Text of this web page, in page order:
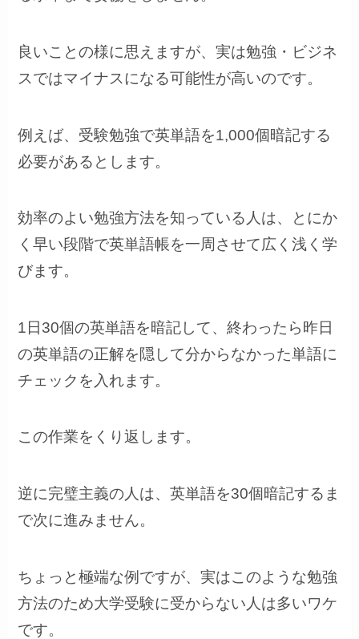
良いことの様に思えますが、実は勉強・ビジネ
スではマイナスになる可能性が高いのです。
例えば、受験勉強で英単語を1,000個暗記する
必要があるとします。
効率のよい勉強方法を知っている人は、とにか
く早い段階で英単語帳を一周させて広く浅く学
びます。
1日30個の英単語を暗記して、終わったら昨日
の英単語の正解を隠して分からなかった単語に
チェックを入れます。
この作業をくり返します。
逆に完璧主義の人は、英単語を30個暗記するま
で次に進みません。
ちょっと極端な例ですが、実はこのような勉強
方法のため大学受験に受からない人は多いワケ
です。